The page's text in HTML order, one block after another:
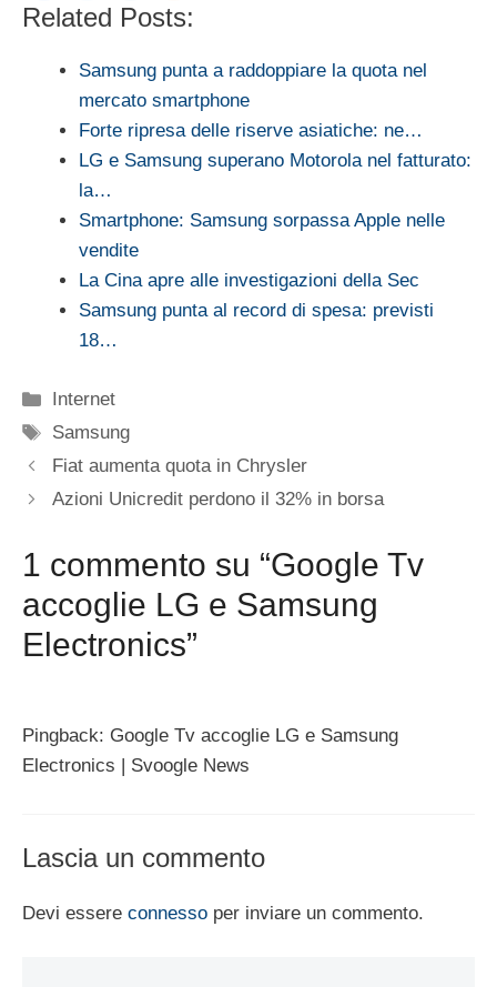
Related Posts:
Samsung punta a raddoppiare la quota nel
mercato smartphone
Forte ripresa delle riserve asiatiche: ne…
LG e Samsung superano Motorola nel fatturato:
la…
Smartphone: Samsung sorpassa Apple nelle
vendite
La Cina apre alle investigazioni della Sec
Samsung punta al record di spesa: previsti
18…
Categorie
Internet
Tag
Samsung
Fiat aumenta quota in Chrysler
Azioni Unicredit perdono il 32% in borsa
1 commento su “Google Tv
accoglie LG e Samsung
Electronics”
Pingback: Google Tv accoglie LG e Samsung
Electronics | Svoogle News
Lascia un commento
Devi essere connesso per inviare un commento.